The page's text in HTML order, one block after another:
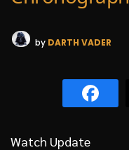
by DARTH VADER
Watch Update